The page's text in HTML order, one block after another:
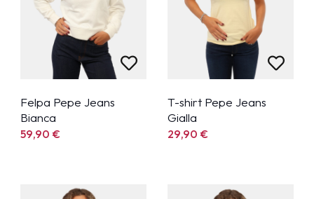
Felpa Pepe Jeans
Bianca
59,90€
T-shirt Pepe Jeans
Gialla
29,90€